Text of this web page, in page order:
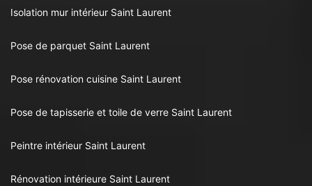
Isolation mur intérieur Saint Laurent
Pose de parquet Saint Laurent
Pose rénovation cuisine Saint Laurent
Pose de tapisserie et toile de verre Saint Laurent
Peintre intérieur Saint Laurent
Rénovation intérieure Saint Laurent